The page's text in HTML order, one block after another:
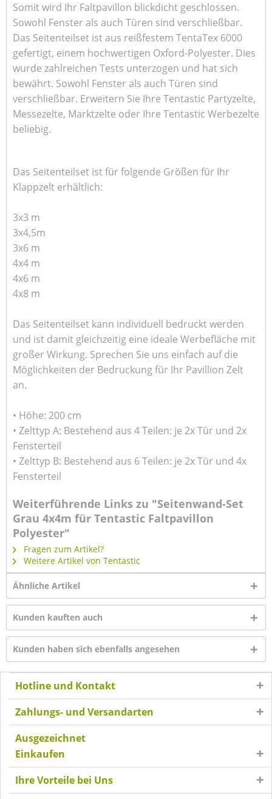
Somit wird Ihr Faltpavillon blickdicht geschlossen.
Sowohl Fenster als auch Türen sind verschließbar.
Das Seitenteilset ist aus reißfestem TentaTex 6000
gefertigt, einem hochwertigen Oxford-Polyester. Dies
wurde zahlreichen Tests unterzogen und hat sich
bewährt. Sowohl Fenster als auch Türen sind
verschließbar. Erweitern Sie Ihre Tentastic Partyzelte,
Messezelte, Marktzelte oder Ihre Tentastic Werbezelte
beliebig.
Das Seitenteilset ist für folgende Größen für Ihr
Klappzelt erhältlich:
3x3 m
3x4,5m
3x6 m
4x4 m
4x6 m
4x8 m
Das Seitenteilset kann individuell bedruckt werden
und ist damit gleichzeitig eine ideale Werbefläche mit
großer Wirkung. Sprechen Sie uns einfach auf die
Möglichkeiten der Bedruckung für Ihr Pavillion Zelt
an.
• Höhe: 200 cm
• Zelttyp A: Bestehend aus 4 Teilen: je 2x Tür und 2x
Fensterteil
• Zelttyp B: Bestehend aus 6 Teilen: je 2x Tür und 4x
Fensterteil
Weiterführende Links zu "Seitenwand-Set
Grau 4x4m für Tentastic Faltpavillon
Polyester"
Fragen zum Artikel?
Weitere Artikel von Tentastic
Ähnliche Artikel
Kunden kauften auch
Kunden haben sich ebenfalls angesehen
Hotline und Kontakt
Zahlungs- und Versandarten
Ausgezeichnet
Einkaufen
Ihre Vorteile bei Uns